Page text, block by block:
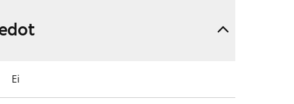
tarpeen syyhyn.
Ei